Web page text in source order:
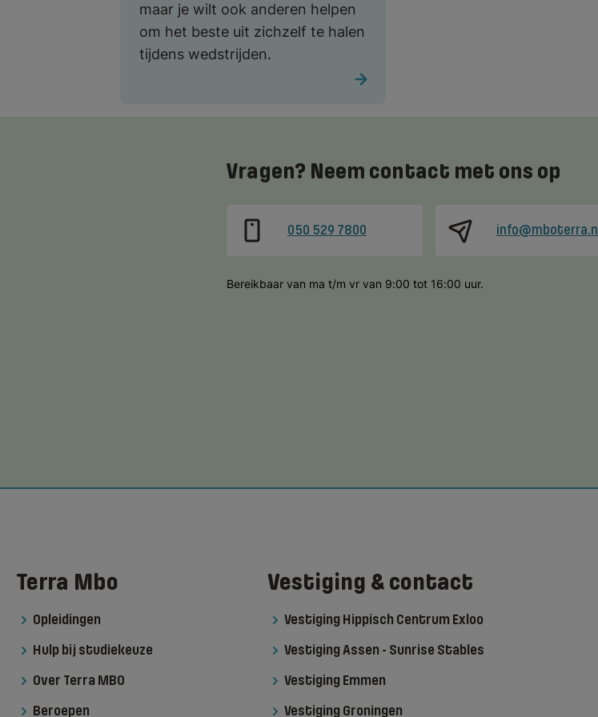
maar je wilt ook anderen helpen
om het beste uit zichzelf te halen
tijdens wedstrijden.
Vragen? Neem contact met ons op
050 529 7800 info@mboterra.nl
Bereikbaar van ma t/m vr van 9:00 tot 16:00 uur.
Terra Mbo
Opleidingen
Hulp bij studiekeuze
Over Terra MBO
Beroepen
Vestiging & contact
Vestiging Hippisch Centrum Exloo
Vestiging Assen - Sunrise Stables
Vestiging Emmen
Vestiging Groningen